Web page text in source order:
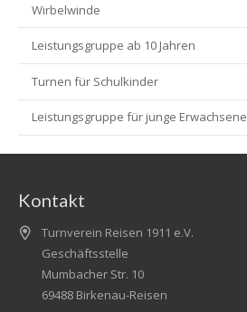
Wirbelwinde
Leistungsgruppe ab 10 Jahren
Turnen für Schulkinder
Leistungsgruppe für junge Erwachsene
Kontakt
Turnverein Reisen 1911 e.V.
Geschäftsstelle
Mumbacher Str. 10
69488 Birkenau-Reisen